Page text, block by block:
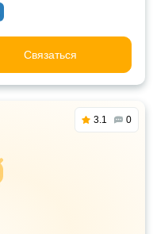
Связаться
3.1 0